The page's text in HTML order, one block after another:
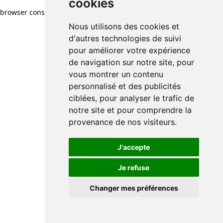
cookies
Nous utilisons des cookies et
d'autres technologies de suivi
pour améliorer votre expérience
de navigation sur notre site, pour
vous montrer un contenu
personnalisé et des publicités
ciblées, pour analyser le trafic de
notre site et pour comprendre la
provenance de nos visiteurs.
J'accepte
Je refuse
Changer mes préférences
browser console for more information)